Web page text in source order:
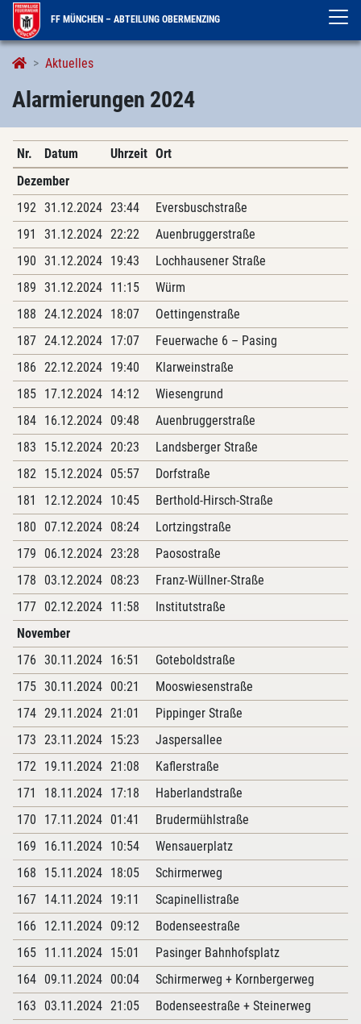
FF MÜNCHEN – ABTEILUNG OBERMENZING
Aktuelles
Alarmierungen
Alarmierungen 2024
Nr. Datum Uhrzeit Ort
Dezember
192 31.12.2024 23:44
Eversbuschstraße
191
31.12.2024 22:22
Auenbruggerstraße
190 31.12.2024 19:43
Lochhausener Straße
189 31.12.2024 11:15
Würm
188 24.12.2024 18:07
Oettingenstraße
187 24.12.2024 17:07
Feuerwache 6 – Pasing
186 22.12.2024 19:40
Klarweinstraße
185 17.12.2024 14:12
Wiesengrund
184 16.12.2024 09:48
Auenbruggerstraße
183
15.12.2024 20:23
Landsberger Straße
182 15.12.2024 05:57
Dorfstraße
181
12.12.2024 10:45
Berthold-Hirsch-Straße
180
07.12.2024 08:24
Lortzingstraße
179
06.12.2024 23:28
Paosostraße
178
03.12.2024 08:23
Franz-Wüllner-Straße
177 02.12.2024 11:58
Institutstraße
November
176 30.11.2024 16:51
Goteboldstraße
175 30.11.2024 00:21
Mooswiesenstraße
174 29.11.2024 21:01
Pippinger Straße
173 23.11.2024 15:23
Jaspersallee
172 19.11.2024 21:08
Kaflerstraße
171
18.11.2024 17:18
Haberlandstraße
170
17.11.2024 01:41
Brudermühlstraße
169
16.11.2024 10:54
Wensauerplatz
168
15.11.2024 18:05
Schirmerweg
167 14.11.2024 19:11
Scapinellistraße
166
12.11.2024 09:12
Bodenseestraße
165 11.11.2024 15:01
Pasinger Bahnhofsplatz
164 09.11.2024 00:04
Schirmerweg + Kornbergerweg
163
03.11.2024 21:05
Bodenseestraße + Steinerweg